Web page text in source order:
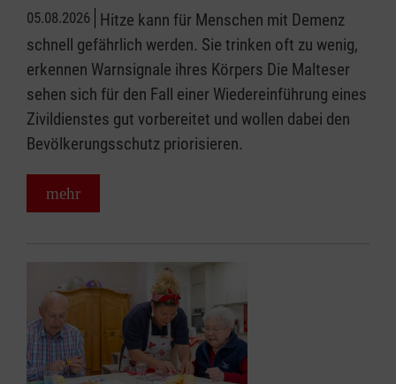
05.08.2026 Hitze kann für Menschen mit Demenz
schnell gefährlich werden. Sie trinken oft zu wenig,
erkennen Warnsignale ihres Körpers Die Malteser
sehen sich für den Fall einer Wiedereinführung eines
Zivildienstes gut vorbereitet und wollen dabei den
Bevölkerungsschutz priorisieren.
mehr